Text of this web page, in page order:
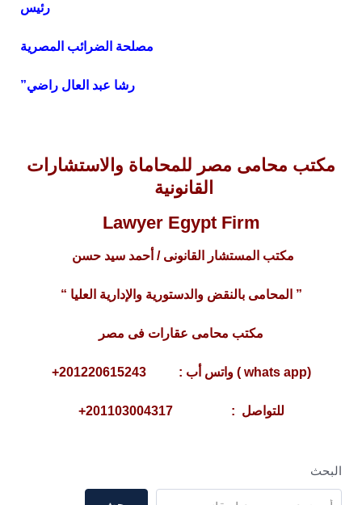
رئيس
مصلحة الضرائب المصرية
رشا عبد العال راضي”
مكتب محامى مصر للمحاماة والاستشارات
القانونية
Lawyer Egypt Firm
مكتب المستشار القانونى / أحمد سيد حسن
” المحامى بالنقض والدستورية والإدارية العليا “
مكتب محامى عقارات فى مصر
(whats app ) واتس أب : 201220615243+
للتواصل : 201103004317+
البحث